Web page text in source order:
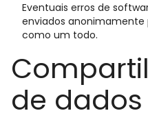
Eventuais erros de
enviados anonimamente
como um todo.
de dados